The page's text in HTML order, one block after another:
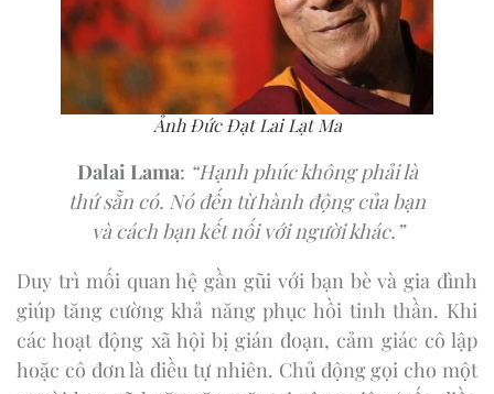
Ảnh Đức Đạt Lai Lạt Ma
Dalai Lama: “Hạnh phúc không phải là
thứ sẵn có. Nó đến từ hành động của bạn
và cách bạn kết nối với người khác.”
Duy trì mối quan hệ gần gũi với bạn bè và gia đình
giúp tăng cường khả năng phục hồi tinh thần. Khi
các hoạt động xã hội bị gián đoạn, cảm giác cô lập
hoặc cô đơn là điều tự nhiên. Chủ động gọi cho một